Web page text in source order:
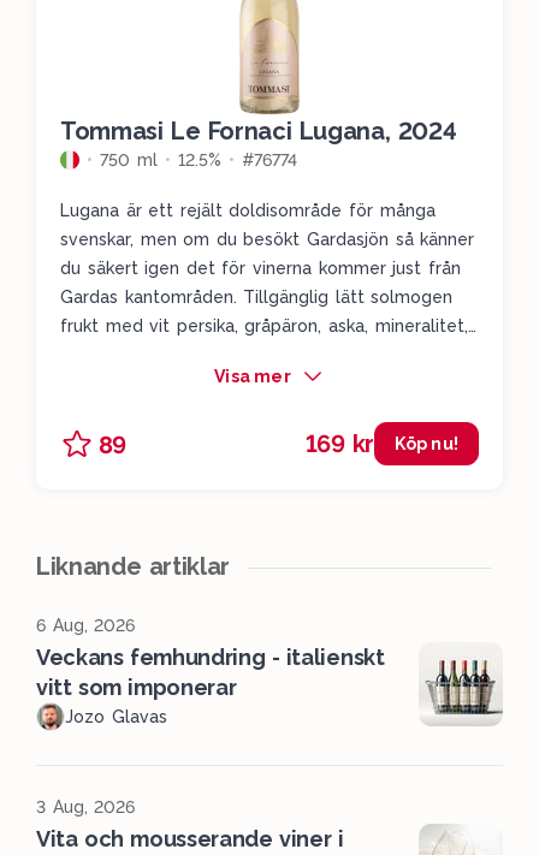
Tommasi Le Fornaci Lugana, 2024
750 ml 12.5% #76774
Lugana är ett rejält doldisområde för många
svenskar, men om du besökt Gardasjön så känner
du säkert igen det för vinerna kommer just från
Gardas kantområden. Tillgänglig lätt solmogen
frukt med vit persika, gråpäron, aska, mineralitet,
citron i avslutet. Ett vitt vin som osar italiensk
Visa mer
89 169 kr Köp nu!
Liknande artiklar
6 Aug, 2026
Veckans femhundring - italienskt
vitt som imponerar
Jozo Glavas
3 Aug, 2026
Vita och mousserande viner i